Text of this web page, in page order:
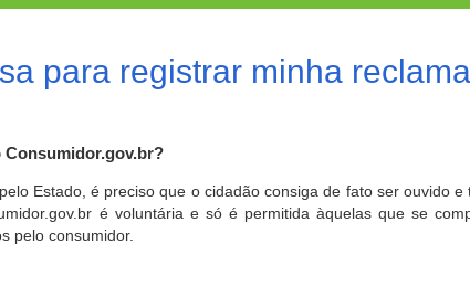
para registrar minha
Consumidor.gov.br?
Estado, é preciso que o cidadão consiga de fato ser ouvido
é voluntária e só é permitida àquelas que se
pelo consumidor.